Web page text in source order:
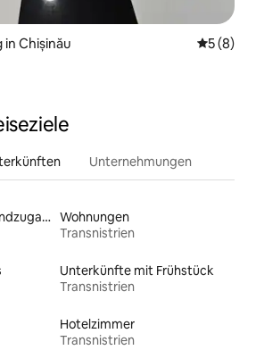
Chișinău
5 (8)
Unternehmungen
Unterkünfte mit Strandzugang Wohnungen
Transnistrien
Unterkünfte mit Frühstück
Transnistrien
Hotelzimmer
Transnistrien